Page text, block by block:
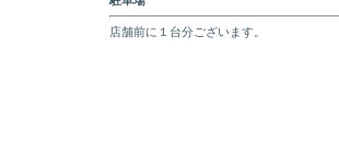
店舗前に１台分ございます。